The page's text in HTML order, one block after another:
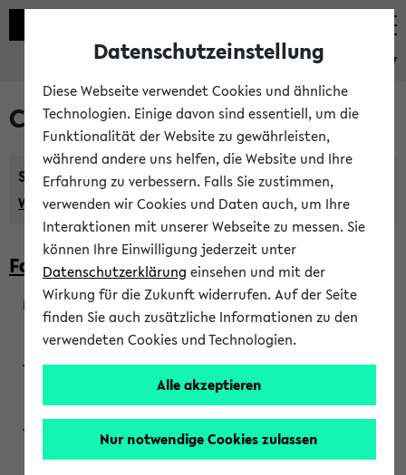
eKVV
Courses taught in English
Semester:
WiSe 2026/2027 SoSe 2026 Previous...
Faculty of Biology
200923
Wendisch, Peters-Wendisch, Stegelmann
Projektmodul "Bakterielle Biotechnologie"
Datenschutzeinstellung
Diese Webseite verwendet Cookies und ähnliche
Technologien. Einige davon sind essentiell, um die
Funktionalität der Website zu gewährleisten,
während andere uns helfen, die Website und Ihre
Erfahrung zu verbessern. Falls Sie zustimmen,
verwenden wir Cookies und Daten auch, um Ihre
Interaktionen mit unserer Webseite zu messen. Sie
können Ihre Einwilligung jederzeit unter
Datenschutzerklärung einsehen und mit der
Wirkung für die Zukunft widerrufen. Auf der Seite
finden Sie auch zusätzliche Informationen zu den
verwendeten Cookies und Technologien.
Alle akzeptieren
Nur notwendige Cookies zulassen